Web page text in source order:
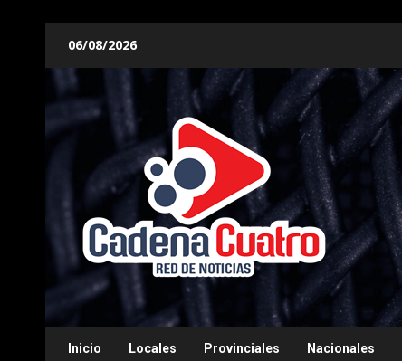
contenido
06/08/2026
Inicio Locales Provinciales Nacionales